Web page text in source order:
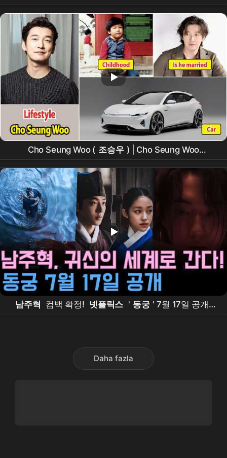
Cho Seung Woo ( 조승우 ) | Cho Seung Woo
Lifestyle | Drama , Net Worth | Family, Girlfriend |
House, Car
남주혁 컴백 확정! 넷플릭스 ' 동궁 ' 7월 17일 공개 –
조승우 · 노윤서 와 함께 귀신의 세계로
Daha fazla